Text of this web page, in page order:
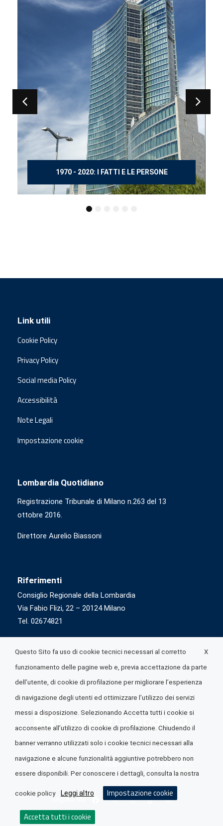
150 ANNI DOPO MANZONI
Link utili
Cookie Policy
Privacy Policy
Social media Policy
Accessibilità
Note Legali
Impostazione cookie
Lombardia Quotidiano
Registrazione Tribunale di Milano n.263 del 13
ottobre 2016.
Direttore Aurelio Biassoni
Riferimenti
Consiglio Regionale della Lombardia
Via Fabio Flizi, 22 – 20124 Milano
Tel. 02674821
© 2026 Lombardia Quotidiano è realizzato daA.R.I.A.
Seguici su
X
Questo Sito fa uso di cookie tecnici necessari al corretto
funzionamento delle pagine web e, previa accettazione da parte
dell’utente, di cookie di profilazione per migliorare l’esperienza
di navigazione degli utenti ed ottimizzare l’utilizzo dei servizi
messi a disposizione. Selezionando Accetta tutti i cookie si
acconsente all’utilizzo di cookie di profilazione. Chiudendo il
banner verranno utilizzati solo i cookie tecnici necessari alla
navigazione e alcune funzionalità aggiuntive potrebbero non
essere disponibili. Per conoscere i dettagli, consulta la nostra
cookie policy Leggi altro Impostazione cookie
Accetta tutti i cookie